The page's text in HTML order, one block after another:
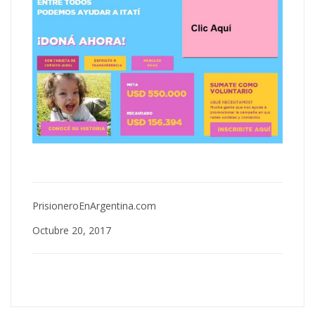
PrisioneroEnArgentina.com
Octubre 20, 2017